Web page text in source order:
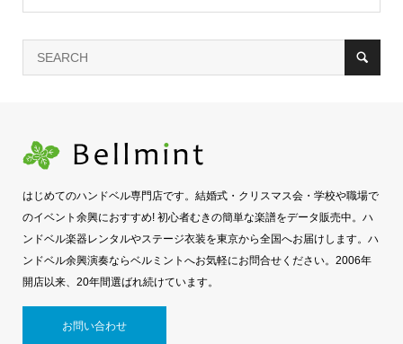
はじめてのハンドベル専門店です。結婚式・クリスマス会・学校や職場で
のイベント余興におすすめ! 初心者むきの簡単な楽譜をデータ販売中。ハ
ンドベル楽器レンタルやステージ衣装を東京から全国へお届けします。ハ
ンドベル余興演奏ならベルミントへお気軽にお問合せください。2006年
開店以来、20年間選ばれ続けています。
お問い合わせ